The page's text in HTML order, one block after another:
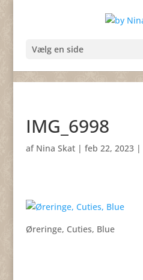
Vælg en side
IMG_6998
af Nina Skat| feb 22, 2023|
Øreringe, Cuties, Blue